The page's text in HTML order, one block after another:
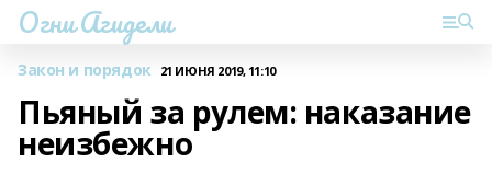
Огни Агидели
Закон и порядок 21 ИЮНЯ 2019, 11:10
Пьяный за рулем: наказание
неизбежно